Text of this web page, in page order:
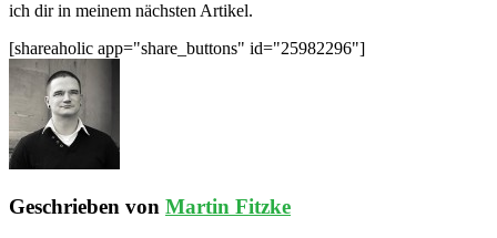
ich dir in meinem nächsten Artikel.
[shareaholic app="share_buttons" id="25982296"]
Geschrieben von Martin Fitzke